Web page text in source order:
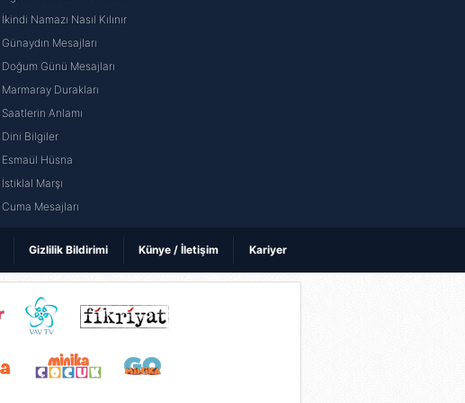
İkindi Namazı Nasıl Kılınır
Günaydın Mesajları
Doğum Günü Mesajları
Marmaray Durakları
Saatlerin Anlamı
Dini Bilgiler
Esmaül Hüsna
İstiklal Marşı
Cuma Mesajları
Gizlilik Bildirimi Künye / İletişim Kariyer